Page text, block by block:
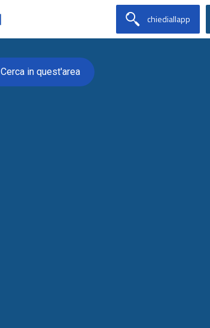
chiediallapp
Cerca in quest'area